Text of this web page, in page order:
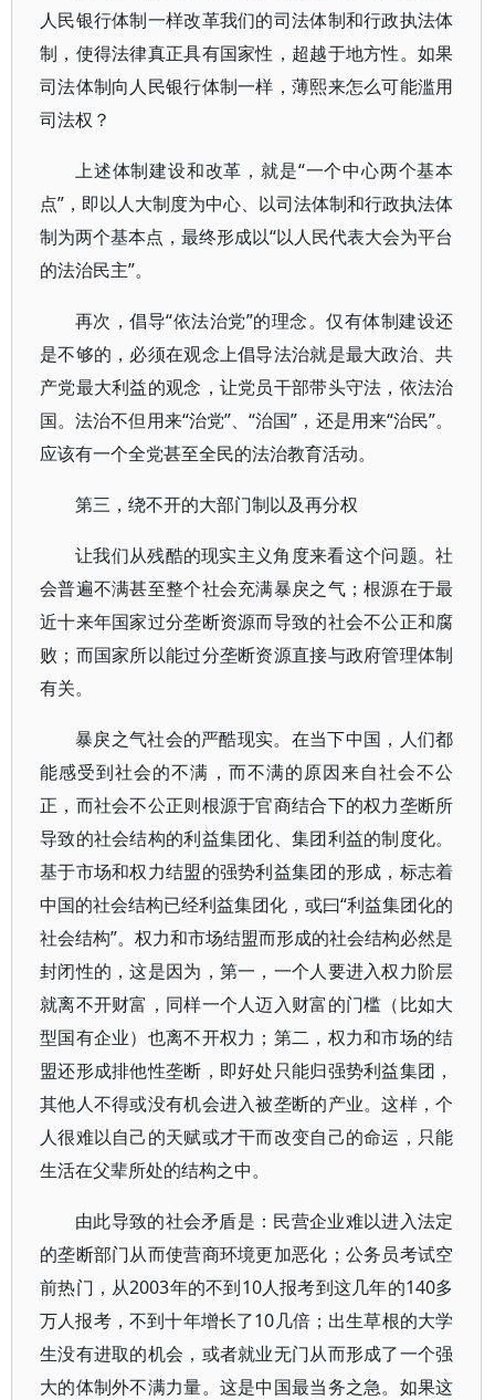
人民银行体制一样改革我们的司法体制和行政执法体
制，使得法律真正具有国家性，超越于地方性。如果
司法体制向人民银行体制一样，薄熙来怎么可能滥用
司法权？
上述体制建设和改革，就是“一个中心两个基本
点”，即以人大制度为中心、以司法体制和行政执法体
制为两个基本点，最终形成以“以人民代表大会为平台
的法治民主”。
再次，倡导“依法治党”的理念。仅有体制建设还
是不够的，必须在观念上倡导法治就是最大政治、共
产党最大利益的观念，让党员干部带头守法，依法治
国。法治不但用来“治党”、“治国”，还是用来“治民”。
应该有一个全党甚至全民的法治教育活动。
第三，绕不开的大部门制以及再分权
让我们从残酷的现实主义角度来看这个问题。社
会普遍不满甚至整个社会充满暴戾之气；根源在于最
近十来年国家过分垄断资源而导致的社会不公正和腐
败；而国家所以能过分垄断资源直接与政府管理体制
有关。
暴戾之气社会的严酷现实。在当下中国，人们都
能感受到社会的不满，而不满的原因来自社会不公
正，而社会不公正则根源于官商结合下的权力垄断所
导致的社会结构的利益集团化、集团利益的制度化。
基于市场和权力结盟的强势利益集团的形成，标志着
中国的社会结构已经利益集团化，或曰“利益集团化的
社会结构”。权力和市场结盟而形成的社会结构必然是
封闭性的，这是因为，第一，一个人要进入权力阶层
就离不开财富，同样一个人迈入财富的门槛（比如大
型国有企业）也离不开权力；第二，权力和市场的结
盟还形成排他性垄断，即好处只能归强势利益集团，
其他人不得或没有机会进入被垄断的产业。这样，个
人很难以自己的天赋或才干而改变自己的命运，只能
生活在父辈所处的结构之中。
由此导致的社会矛盾是：民营企业难以进入法定
的垄断部门从而使营商环境更加恶化；公务员考试空
前热门，从2003年的不到10人报考到这几年的140多
万人报考，不到十年增长了10几倍；出生草根的大学
生没有进取的机会，或者就业无门从而形成了一个强
大的体制外不满力量。这是中国最当务之急。如果这